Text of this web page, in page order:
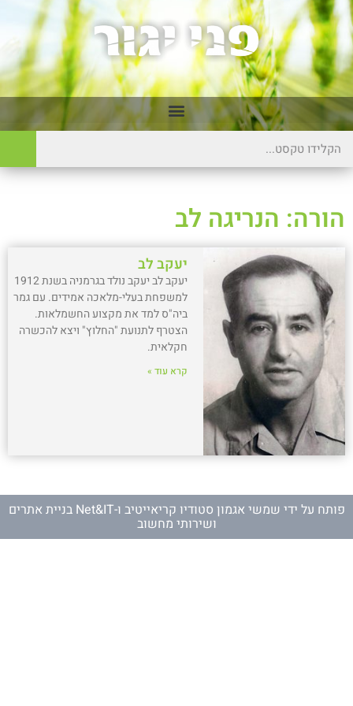
הורה: הנריגה לב
יעקב לב
יעקב לב יעקב נולד בגרמניה בשנת 1912
למשפחת בעלי-מלאכה אמידים. עם גמר
ביה"ס למד את מקצוע החשמלאות.
הצטרף לתנועת "החלוץ" ויצא להכשרה
חקלאית.
קרא עוד »
פותח על ידי שמשי אגמון סטודיו קריאייטיב ו- Net&IT בניית אתרים
ושירותי מחשוב